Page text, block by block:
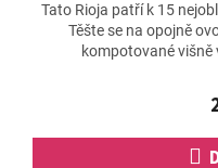
Tato Rioja patří k 15
Těšte se na opojně
kompotované